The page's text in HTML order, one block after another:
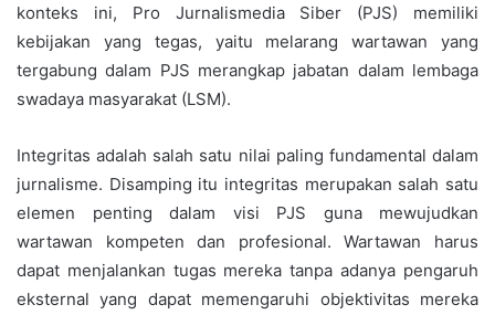
konteks ini, Pro Jurnalismedia Siber (PJS) memiliki
kebijakan yang tegas, yaitu melarang wartawan yang
tergabung dalam PJS merangkap jabatan dalam lembaga
swadaya masyarakat (LSM).
Integritas adalah salah satu nilai paling fundamental dalam
jurnalisme. Disamping itu integritas merupakan salah satu
elemen penting dalam visi PJS guna mewujudkan
wartawan kompeten dan profesional. Wartawan harus
dapat menjalankan tugas mereka tanpa adanya pengaruh
eksternal yang dapat memengaruhi objektivitas mereka